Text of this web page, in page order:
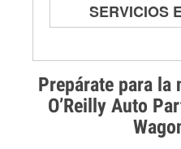
Prepárate para la
O’Reilly Auto
SERVICIOS
Prueba de
arrancadores
Revisión de la